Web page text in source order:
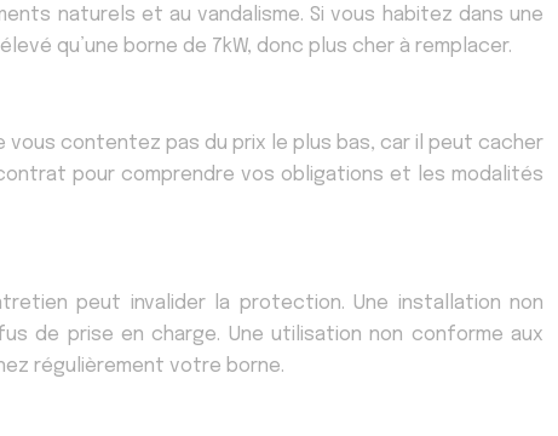
naturels et au vandalisme. Si vous habitez dans une
qu’une borne de 7kW, donc plus cher à remplacer.
vous contentez pas du prix le plus bas, car il peut cacher
pour comprendre vos obligations et les modalités
peut invalider la protection. Une installation non
de prise en charge. Une utilisation non conforme aux
régulièrement votre borne.